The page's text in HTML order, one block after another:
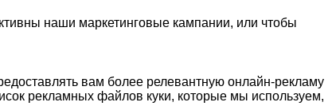
наши маркетинговые кампании, или чтобы
вам более релевантную онлайн-рекламу
рекламных файлов куки, которые мы используем,